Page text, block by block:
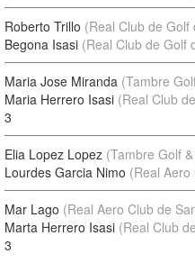
Roberto Trillo (Real Club de Golf
Begona Isasi (Real Club de Golf
Maria Jose Miranda (Tambre
Maria Herrero Isasi (Real Club
3
Elia Lopez Lopez (Tambre Golf
Lourdes Garcia Nimo (Real
Mar Lago (Real Aero Club de
Marta Herrero Isasi (Real Club
3